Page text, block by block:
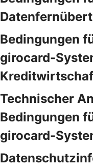
Bedingungen
girocard-
Technischer
Bedingungen
girocard-